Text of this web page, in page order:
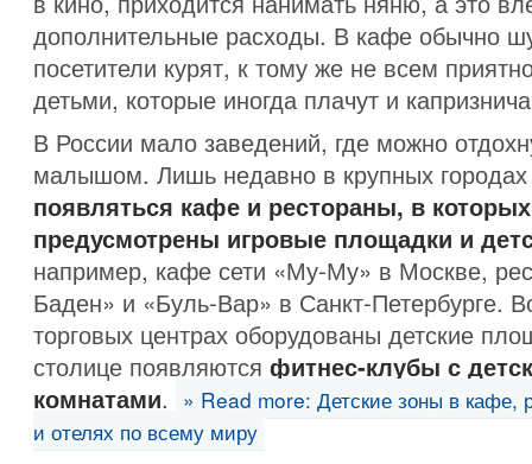
дополнительные расходы. В кафе обычно
посетители курят, к тому же не всем
детьми, которые иногда плачут и
В России мало заведений, где можно
малышом. Лишь недавно в крупных
появляться кафе и рестораны, в которых
предусмотрены игровые площадки и
например, кафе сети «Му-Му» в Москве,
Баден» и «Буль-Вар» в Санкт-Петербурге.
торговых центрах оборудованы детские
столице появляются фитнес-клубы с
комнатами. » Read more: Детские зоны в кафе,
и отелях по всему миру